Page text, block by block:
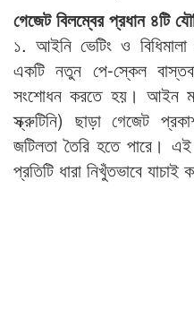
গেজেট বিলম্বের প্রধান ৪টি
১. আইনি ভেটিং ও
একটি নতুন পে-স্কেল
সংশোধন করতে হয়। আইন
স্ক্রুটিনি) ছাড়া গেজেট
জটিলতা তৈরি হতে পারে।
প্রতিটি ধারা নিখুঁতভাবে যাচাই